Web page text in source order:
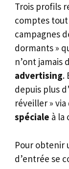
Trois profils
comptes
campagnes
dormants »
n’ont jamais
advertising.
depuis plus
réveiller »
spéciale à la
Pour obtenir
d’entrée se